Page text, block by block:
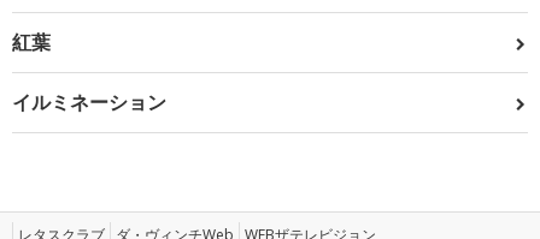
紅葉
イルミネーション
レタスクラブ ダ・ヴィンチWeb WEBザテレビジョン